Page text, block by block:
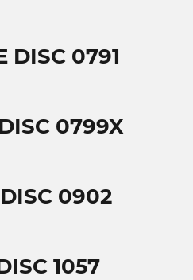
DISC 0791
0799X
0902
1057